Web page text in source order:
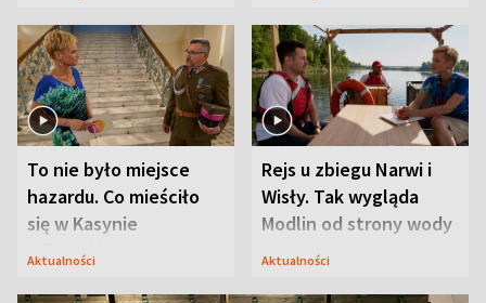
To nie było miejsce
hazardu. Co mieściło
się w Kasynie
Oficerskim?
Aktualności
Rejs u zbiegu Narwi i
Wisły. Tak wygląda
Modlin od strony wody
Aktualności